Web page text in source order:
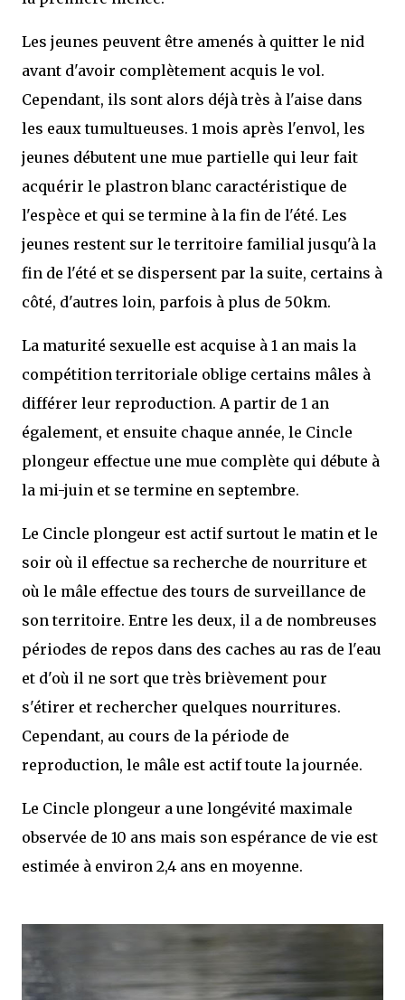
Les jeunes peuvent être amenés à quitter le nid
avant d'avoir complètement acquis le vol.
Cependant, ils sont alors déjà très à l'aise dans
les eaux tumultueuses. 1 mois après l'envol, les
jeunes débutent une mue partielle qui leur fait
acquérir le plastron blanc caractéristique de
l'espèce et qui se termine à la fin de l'été. Les
jeunes restent sur le territoire familial jusqu'à la
fin de l'été et se dispersent par la suite, certains à
côté, d'autres loin, parfois à plus de 50km.
La maturité sexuelle est acquise à 1 an mais la
compétition territoriale oblige certains mâles à
différer leur reproduction. A partir de 1 an
également, et ensuite chaque année, le Cincle
plongeur effectue une mue complète qui débute à
la mi-juin et se termine en septembre.
Le Cincle plongeur est actif surtout le matin et le
soir où il effectue sa recherche de nourriture et
où le mâle effectue des tours de surveillance de
son territoire. Entre les deux, il a de nombreuses
périodes de repos dans des caches au ras de l'eau
et d'où il ne sort que très brièvement pour
s'étirer et rechercher quelques nourritures.
Cependant, au cours de la période de
reproduction, le mâle est actif toute la journée.
Le Cincle plongeur a une longévité maximale
observée de 10 ans mais son espérance de vie est
estimée à environ 2,4 ans en moyenne.